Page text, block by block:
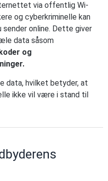
via offentlig Wi-
og cyberkriminelle kan
sender online. Dette giver
data såsom
og
data, hvilket betyder, at
ikke vil være i stand til